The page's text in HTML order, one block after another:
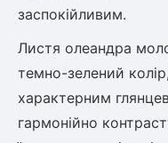
заспокійливим.
Листя олеандра
темно-зелений
характерним
гармонійно